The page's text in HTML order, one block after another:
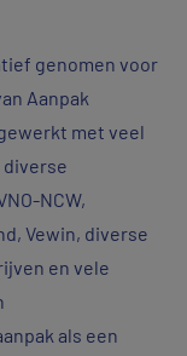
genomen voor
Aanpak
met veel
NCW,
Vewin, diverse
en vele
als een